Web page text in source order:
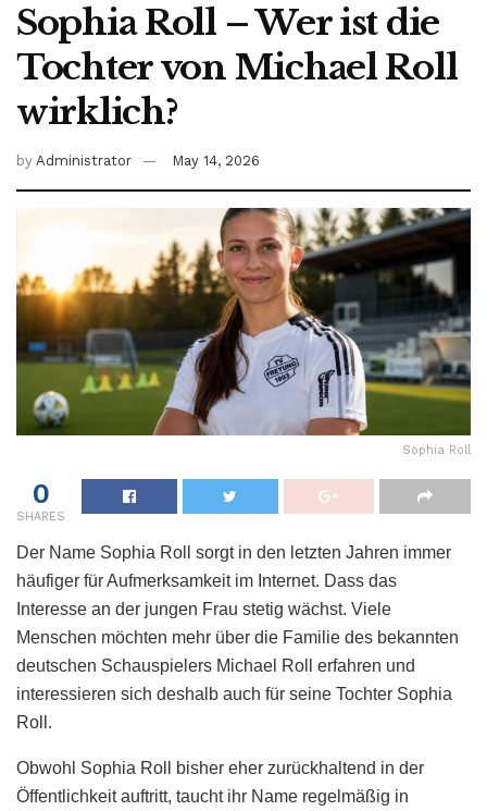
Sophia Roll – Wer ist die
Tochter von Michael Roll
wirklich?
by Administrator May 14, 2026
Sophia Roll
0
SHARES
Der Name Sophia Roll sorgt in den letzten Jahren immer
häufiger für Aufmerksamkeit im Internet. Dass das
Interesse an der jungen Frau stetig wächst. Viele
Menschen möchten mehr über die Familie des bekannten
deutschen Schauspielers Michael Roll erfahren und
interessieren sich deshalb auch für seine Tochter Sophia
Roll.
Obwohl Sophia Roll bisher eher zurückhaltend in der
Öffentlichkeit auftritt, taucht ihr Name regelmäßig in